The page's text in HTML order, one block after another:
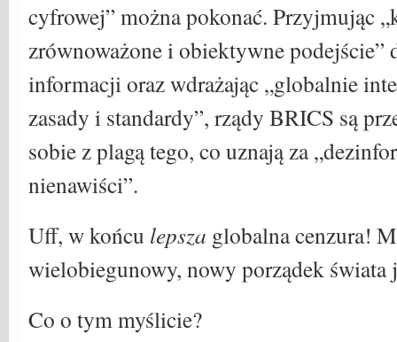
cyfrowej” można pokonać. Przyjmując
zrównoważone i obiektywne podejście”
informacji oraz wdrażając „globalnie
zasady i standardy”, rządy BRICS są
sobie z plagą tego, co uznają za
nienawiści”.
Uff, w końcu lepsza globalna cenzura!
wielobiegunowy, nowy porządek świata
Co o tym myślicie?